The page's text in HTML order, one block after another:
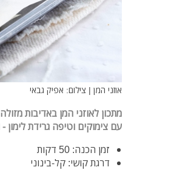
אוזני המן | צילום: אפיק גבאי
מתכון לאוזני המן באדיבות
עם צימוקים וטיפה גרידת
זמן הכנה: 50 דקות
דרגת קושי: קל-בינוני